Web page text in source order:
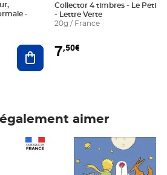
Ajouter au panier
Collector 4 timbres - Le Petit
- Lettre Verte
20g / France
7,50€
aimer
Prix 7,50€